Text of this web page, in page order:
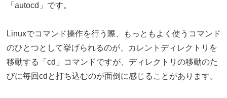
「autocd」です。
Linuxでコマンド操作を行う際、もっともよく使うコマンド
のひとつとして挙げられるのが、カレントディレクトリを
移動する「cd」コマンドですが、ディレクトリの移動のた
びに毎回cdと打ち込むのが面倒に感じることがあります。